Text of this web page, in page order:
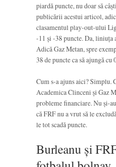
piardă puncte, nu doar să
publicării acestui articol,
clasamentul play-out-ului
-11 și -38 puncte. Da, liniuța
Adică Gaz Metan, spre
38 de puncte ca să ajungă cu
Cum s-a ajuns aici? Simplu.
Academica Clinceni și Gaz
probleme financiare. Nu și-
că FRF nu a vrut să le
le tot scadă puncte.
Burleanu și